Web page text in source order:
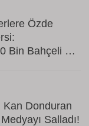
Özde
Bin Bahçeli Ev
Kan Donduran
Salladı!